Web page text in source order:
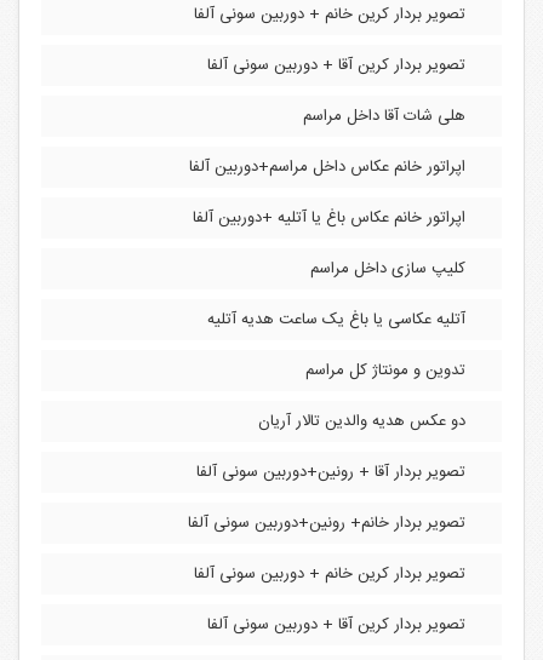
تصویر بردار کرین خانم + دوربین سونی آلفا
تصویر بردار کرین آقا + دوربین سونی آلفا
هلی شات آقا داخل مراسم
اپراتور خانم عکاس داخل مراسم+دوربین آلفا
اپراتور خانم عکاس باغ یا آتلیه +دوربین آلفا
کلیپ سازی داخل مراسم
آتلیه عکاسی یا باغ یک ساعت هدیه آتلیه
تدوین و مونتاژ کل مراسم
دو عکس هدیه والدین تالار آریان
تصویر بردار آقا + رونین+دوربین سونی آلفا
تصویر بردار خانم+ رونین+دوربین سونی آلفا
تصویر بردار کرین خانم + دوربین سونی آلفا
تصویر بردار کرین آقا + دوربین سونی آلفا